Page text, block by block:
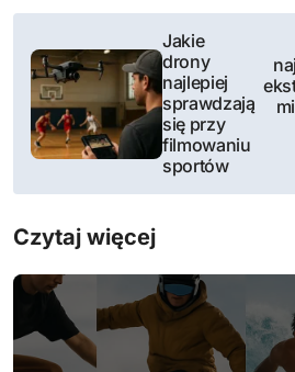
w
a
c
j
Jakie
drony
najlepiej
sprawdzają
się przy
filmowaniu
sportów
Czytaj więcej